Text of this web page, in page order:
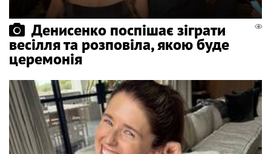
Денисенко поспішає зіграти
весілля та розповіла, якою буде
церемонія